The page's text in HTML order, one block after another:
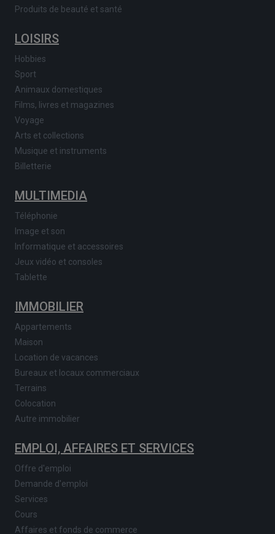
Produits de beauté et santé
LOISIRS
Hobbies
Sport
Animaux domestiques
Films, livres et magazines
Voyage
Arts et collections
Musique et instruments
Billetterie
MULTIMEDIA
Téléphonie
Image et son
Informatique et accessoires
Jeux vidéo et consoles
Tablette
IMMOBILIER
Appartements
Maison
Location de vacances
Bureaux et locaux commerciaux
Terrains
Colocation
Autre immobilier
EMPLOI, AFFAIRES ET SERVICES
Offre d'emploi
Demande d'emploi
Services
Cours
Affaires et fonds de commerce